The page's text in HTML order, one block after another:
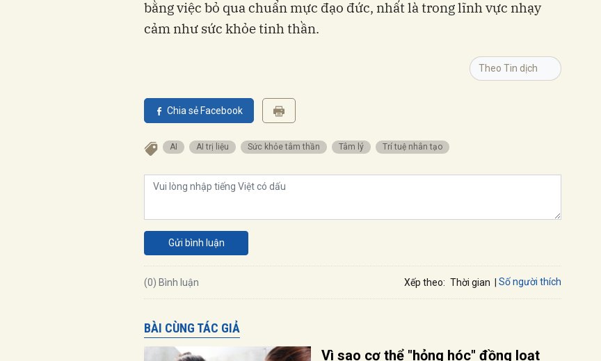
bằng việc bỏ qua chuẩn mực đạo đức, nhất là trong lĩnh vực nhạy
cảm như sức khỏe tinh thần.
Theo Tin dịch
Chia sẻ Facebook
AI AI trị liệu sức khỏe tâm thần Tâm lý Trí tuệ nhân tạo
Gửi bình luận
(0) Bình luận Xếp theo: Thời gian Số người thích
BÀI CÙNG TÁC GIẢ
Vì sao cơ thể "hỏng hóc" đồng loạt